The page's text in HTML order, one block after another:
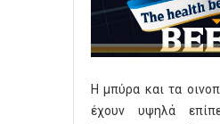
Η μπύρα και τα
έχουν υψηλά